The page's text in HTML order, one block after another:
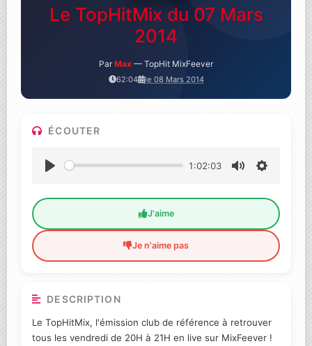
Le TopHitMix du 07 Mars
2014
Par Max — TopHit MixFeever
62:04 le 08 Mars 2014
ÉCOUTER
1:02:03
J'aime
Je n'aime pas
DESCRIPTION
Le TopHitMix, l'émission club de référence à retrouver
tous les vendredi de 20H à 21H en live sur MixFeever !